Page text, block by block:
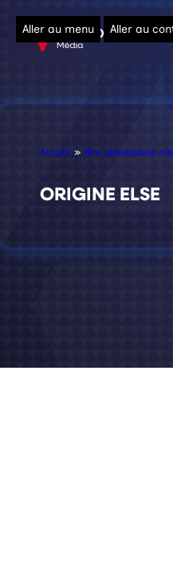
Aller au menu Aller au
Accueil » Nos réalisations
ORIGINE ELSE